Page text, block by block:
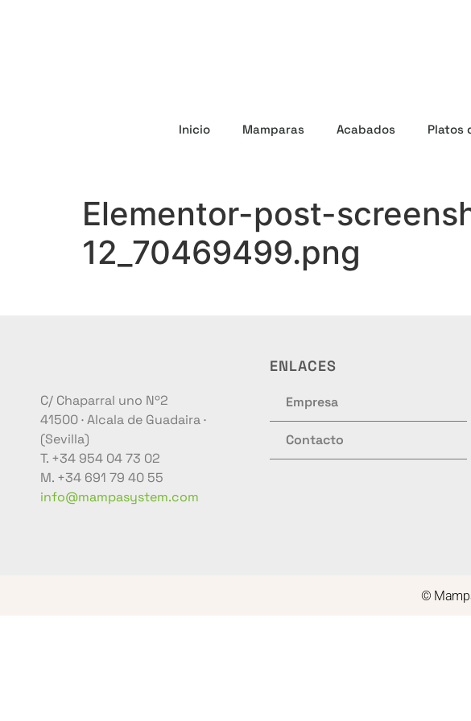
Inicio Mamparas Acabados Platos
Elementor-post-
12_70469499.png
C/ Chaparral uno Nº2
41500 · Alcala de Guadaira ·
(Sevilla)
T. +34 954 04 73 02
M. +34 691 79 40 55
info@mampasystem.com
ENLACES
Empresa
Contacto
©